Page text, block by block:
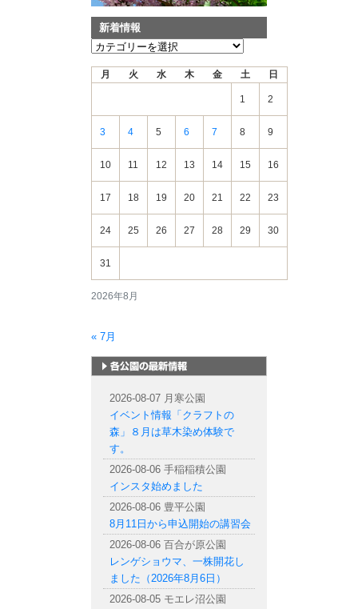
新着情報
新
2026年8月
月 火 水 木 金 土 日
1 2
3 4 5 6 7 8 9
10 11 12 13 14 15 16
17 18 19 20 21 22 23
24 25 26 27 28 29 30
31
« 7月
2026-08-07 月寒公園
イベント情報「クラフトの
森」８月は草木染め体験で
す。
2026-08-06 手稲稲積公園
インスタ始めました
2026-08-06 豊平公園
8月11日から申込開始の講習会
2026-08-06 百合が原公園
レンゲショウマ、一株開花し
ました（2026年8月6日）
2026-08-05 モエレ沼公園